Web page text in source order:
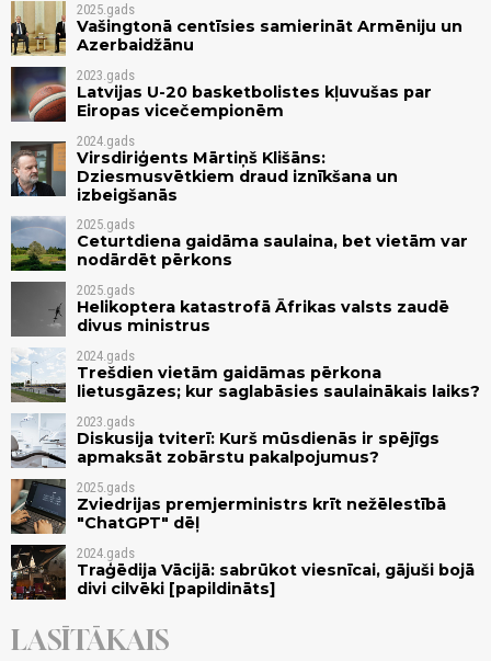
2025.gads
Vašingtonā centīsies samierināt Armēniju un
Azerbaidžānu
2023.gads
Latvijas U-20 basketbolistes kļuvušas par
Eiropas vicečempionēm
2024.gads
Virsdiriģents Mārtiņš Klišāns:
Dziesmusvētkiem draud iznīkšana un
izbeigšanās
2025.gads
Ceturtdiena gaidāma saulaina, bet vietām var
nodārdēt pērkons
2025.gads
Helikoptera katastrofā Āfrikas valsts zaudē
divus ministrus
2024.gads
Trešdien vietām gaidāmas pērkona
lietusgāzes; kur saglabāsies saulainākais laiks?
2023.gads
Diskusija tviterī: Kurš mūsdienās ir spējīgs
apmaksāt zobārstu pakalpojumus?
2025.gads
Zviedrijas premjerministrs krīt nežēlestībā
"ChatGPT" dēļ
2024.gads
Traģēdija Vācijā: sabrūkot viesnīcai, gājuši bojā
divi cilvēki [papildināts]
LASĪTĀKAIS